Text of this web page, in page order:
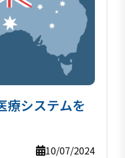
療システムを
10/07/2024